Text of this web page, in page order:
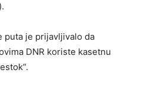
puta je prijavljivalo da
DNR koriste kasetnu